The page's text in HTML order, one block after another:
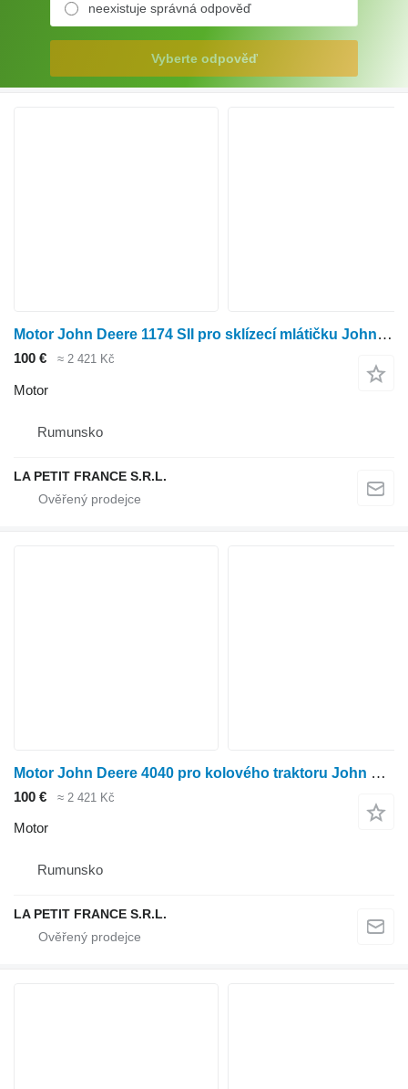
neexistuje správná odpověď
Vyberte odpověď
Motor John Deere 1174 SII pro sklízecí mlátičku John Deere 1174 SII
100 € ≈ 2 421 Kč
Motor
Rumunsko
LA PETIT FRANCE S.R.L.
Motor John Deere 4040 pro kolového traktoru John Deere 4040
100 € ≈ 2 421 Kč
Motor
Rumunsko
LA PETIT FRANCE S.R.L.